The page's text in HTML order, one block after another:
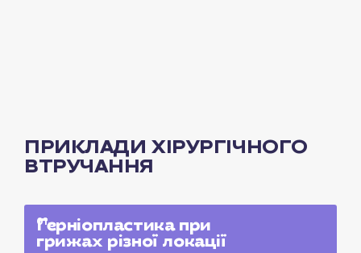
ПРИКЛАДИ ХІРУРГІЧНОГО
ВТРУЧАННЯ
01.
Герніопластика при
грижах різної локації